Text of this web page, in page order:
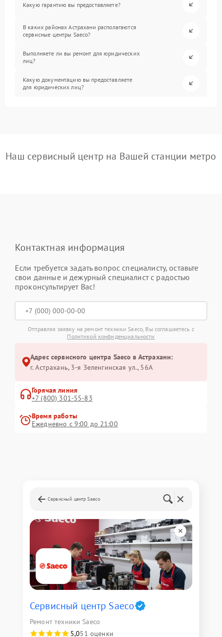
Какую гарантию вы предоставляете?
В каких районах Астрахани располагаются
сервисные центры Saeco?
Выполняете ли вы ремонт для юридических
лиц?
Какую документацию вы предоставляете
для юридических лиц?
Наш сервисный центр на Вашей станции метро
Контактная информация
Если требуется задать вопрос специалисту, оставьте
свои данные и дежурный специалист с радостью
проконсультирует Вас!
Отправляя заявку на ремонт техники Saeco, Вы соглашаетесь с
Политикой конфиденциальности
Адрес сервисного центра Saeco в Астрахани:
г. Астрахань, 3-я Зеленгинская ул., 56А
Горячая линия
+7 (800) 301-55-83
Время работы
Ежедневно с 9:00 до 21:00
Сервисный центр Saeco
Сервисный центр Saeco
Ремонт техники Saeco
5,051 оценки